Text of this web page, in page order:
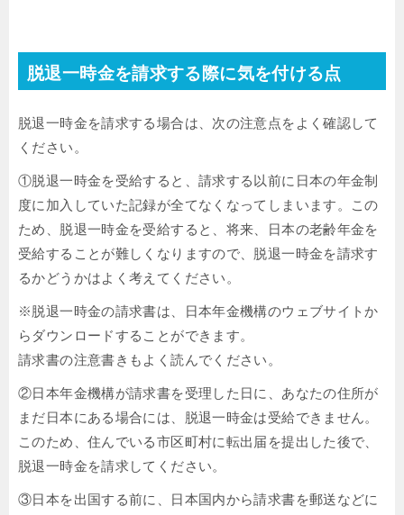
脱退一時金を請求する際に気を付ける点
脱退一時金を請求する場合は、次の注意点をよく確認して
ください。
①脱退一時金を受給すると、請求する以前に日本の年金制
度に加入していた記録が全てなくなってしまいます。この
ため、脱退一時金を受給すると、将来、日本の老齢年金を
受給することが難しくなりますので、脱退一時金を請求す
るかどうかはよく考えてください。
※脱退一時金の請求書は、日本年金機構のウェブサイトか
らダウンロードすることができます。
請求書の注意書きもよく読んでください。
②日本年金機構が請求書を受理した日に、あなたの住所が
まだ日本にある場合には、脱退一時金は受給できません。
このため、住んでいる市区町村に転出届を提出した後で、
脱退一時金を請求してください。
③日本を出国する前に、日本国内から請求書を郵送などに